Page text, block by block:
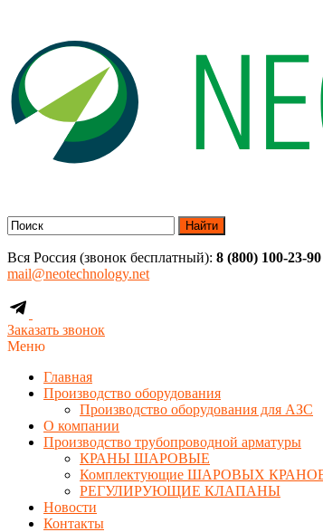
Найти
Вся Россия (звонок бесплатный): 8 (800) 100-23-90
mail@neotechnology.net
Заказать звонок
Меню
Главная
Производство оборудования
Производство оборудования для АЗС
О компании
Производство трубопроводной арматуры
КРАНЫ ШАРОВЫЕ
Комплектующие ШАРОВЫХ
РЕГУЛИРУЮЩИЕ КЛАПАНЫ
Новости
Контакты